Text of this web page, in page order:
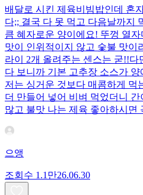
배달로 시킨 제육비빔밥인데 혼
다;; 결국 다 못 먹고 다음날까지
큼 혜자로운 양이에요! 뚜껑 열자
맛이 인위적이지 않고 숯불 맛이
라이 2개 올려주는 센스는 굳!!
다 보니까 기본 고추장 소스가
저는 싱거운 것보다 매콤하게 먹
더 만들어 넣어 비벼 먹었더니
많고 불맛 나는 제육 좋아하시면
으앵
조회수 1.1만26.06.30